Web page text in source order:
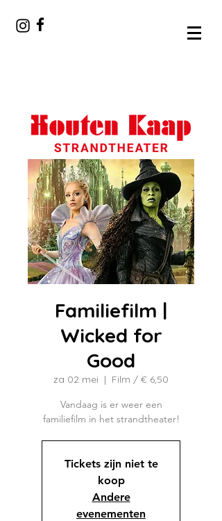
Familiefilm |
Wicked for
Good
za 02 mei
  |
Film / € 6,50
Vandaag is er weer een
familiefilm in het strandtheater!
Tickets zijn niet te
koop
Andere
evenementen